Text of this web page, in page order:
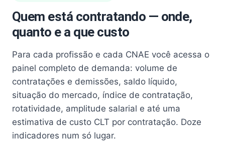
Quem está contratando — onde,
quanto e a que custo
Para cada profissão e cada CNAE você acessa o
painel completo de demanda: volume de
contratações e demissões, saldo líquido,
situação do mercado, índice de contratação,
rotatividade, amplitude salarial e até uma
estimativa de custo CLT por contratação. Doze
indicadores num só lugar.